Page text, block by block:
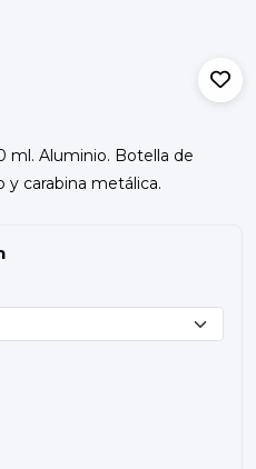
ml. Aluminio. Botella de
y carabina metálica.